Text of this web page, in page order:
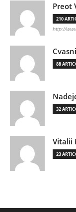
Preot
210
http://
88
32
Vitalii
23